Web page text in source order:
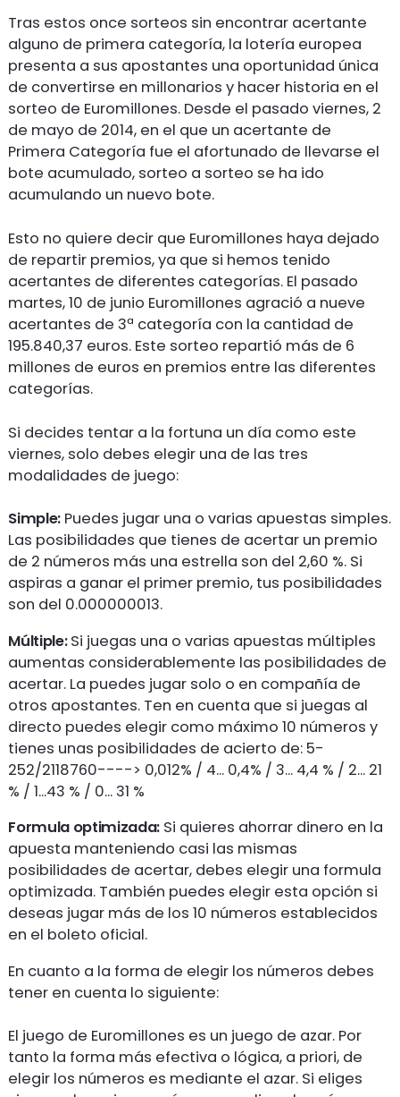
Tras estos once sorteos sin encontrar acertante
alguno de primera categoría, la lotería europea
presenta a sus apostantes una oportunidad única
de convertirse en millonarios y hacer historia en el
sorteo de Euromillones. Desde el pasado viernes, 2
de mayo de 2014, en el que un acertante de
Primera Categoría fue el afortunado de llevarse el
bote acumulado, sorteo a sorteo se ha ido
acumulando un nuevo bote.
Esto no quiere decir que Euromillones haya dejado
de repartir premios, ya que si hemos tenido
acertantes de diferentes categorías. El pasado
martes, 10 de junio Euromillones agració a nueve
acertantes de 3ª categoría con la cantidad de
195.840,37 euros. Este sorteo repartió más de 6
millones de euros en premios entre las diferentes
categorías.
Si decides tentar a la fortuna un día como este
viernes, solo debes elegir una de las tres
modalidades de juego:
Simple: Puedes jugar una o varias apuestas simples.
Las posibilidades que tienes de acertar un premio
de 2 números más una estrella son del 2,60 %. Si
aspiras a ganar el primer premio, tus posibilidades
son del 0.000000013.
Múltiple:Si juegas una o varias apuestas múltiples
aumentas considerablemente las posibilidades de
acertar. La puedes jugar solo o en compañía de
otros apostantes. Ten en cuenta que si juegas al
directo puedes elegir como máximo 10 números y
tienes unas posibilidades de acierto de: 5-
252/2118760----> 0,012% / 4... 0,4% / 3... 4,4 % / 2... 21
% / 1...43 % / 0... 31 %
Formula optimizada: Si quieres ahorrar dinero en la
apuesta manteniendo casi las mismas
posibilidades de acertar, debes elegir una formula
optimizada. También puedes elegir esta opción si
deseas jugar más de los 10 números establecidos
en el boleto oficial.
En cuanto a la forma de elegir los números debes
tener en cuenta lo siguiente:
El juego de Euromillones es un juego de azar. Por
tanto la forma más efectiva o lógica, a priori, de
elegir los números es mediante el azar. Si eliges